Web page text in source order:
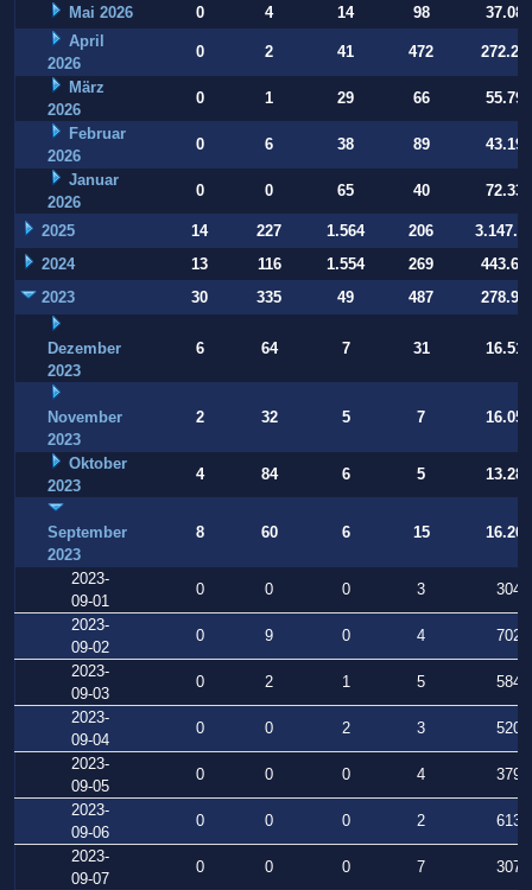
Mai 2026 0 4 14 98
37.084
April
2026
0 2 41 472
März
2026
0 1 29 66
55.794
Februar
2026
0 6 38 89
43.197
Januar
2026
0 0 65 40 72.332
2025 14 227 1.564 206
2024
13 116 1.554 269
2023
30 335 49 487
Dezember
2023
6 64 7 31 16.514
November
2023
2 32 5 7 16.054
Oktober
2023
4 84 6 5 13.283
September
2023
8 60 6 15 16.269
2023-
09-01
0 0 0 3
304
2023-
09-02
0 9 0 4
702
2023-
09-03
0 2 1 5
584
2023-
09-04
0 0 2 3
520
2023-
09-05
0 0 0 4
379
2023-
09-06
0 0 0 2
613
2023-
09-07
0 0 0 7
307